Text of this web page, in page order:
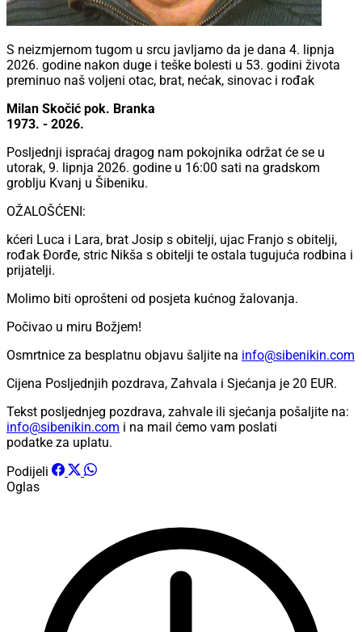
S neizmjernom tugom u srcu javljamo da je dana 4. lipnja
2026. godine nakon duge i teške bolesti u 53. godini života
preminuo naš voljeni otac, brat, nećak, sinovac i rođak
Milan Skočić pok. Branka
1973. - 2026.
Posljednji ispraćaj dragog nam pokojnika održat će se u
utorak, 9. lipnja 2026. godine u 16:00 sati na gradskom
groblju Kvanj u Šibeniku.
OŽALOŠĆENI:
kćeri Luca i Lara, brat Josip s obitelji, ujac Franjo s obitelji,
rođak Đorđe, stric Nikša s obitelji te ostala tugujuća rodbina i
prijatelji.
Molimo biti oprošteni od posjeta kućnog žalovanja.
Počivao u miru Božjem!
Osmrtnice za besplatnu objavu šaljite na info@sibenikin.com
Cijena Posljednjih pozdrava, Zahvala i Sjećanja je 20 EUR.
Tekst posljednjeg pozdrava, zahvale ili sjećanja pošaljite na:
info@sibenikin.com i na mail ćemo vam poslati
podatke za uplatu.
Podijeli
Oglas